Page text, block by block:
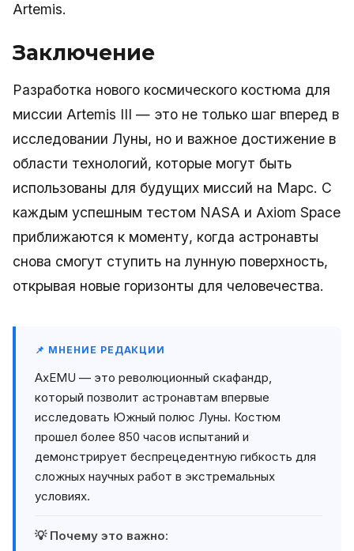
Artemis.
Заключение
Разработка нового космического костюма для
миссии Artemis III — это не только шаг вперед в
исследовании Луны, но и важное достижение в
области технологий, которые могут быть
использованы для будущих миссий на Марс. С
каждым успешным тестом NASA и Axiom Space
приближаются к моменту, когда астронавты
снова смогут ступить на лунную поверхность,
открывая новые горизонты для человечества.
📌 МНЕНИЕ РЕДАКЦИИ
AxEMU — это революционный скафандр,
который позволит астронавтам впервые
исследовать Южный полюс Луны. Костюм
прошел более 850 часов испытаний и
демонстрирует беспрецедентную гибкость для
сложных научных работ в экстремальных
условиях.
💡 Почему это важно: